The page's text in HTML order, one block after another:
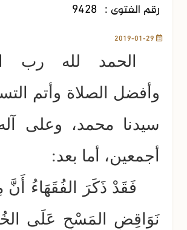
رقم الفتوى : 9428
الحمد لله رب
وأفضل الصلاة وأتم
سيدنا محمد، وعلى
أجمعين، أما بعد:
فَقَدْ ذَكَرَ الفُقَهَاءُ
نَوَاقِضِ المَسْحِ عَلَى